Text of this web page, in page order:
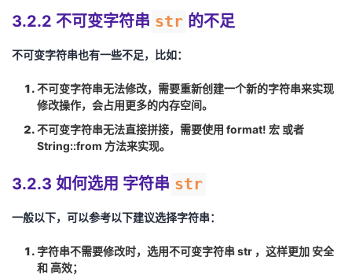
3.2.2 不可变字符串 str 的不足
不可变字符串也有一些不足，比如：
不可变字符串无法修改，需要重新创建一个新的字符串来实现
修改操作，会占用更多的内存空间。
不可变字符串无法直接拼接，需要使用 format! 宏 或者
String::from 方法来实现。
3.2.3 如何选用 字符串 str
一般以下，可以参考以下建议选择字符串：
字符串不需要修改时，选用不可变字符串str ，这样更加 安全
和 高效；